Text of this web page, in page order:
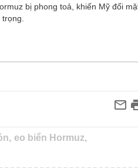
bị phong toả, khiến Mỹ đối
eo biển Hormuz,